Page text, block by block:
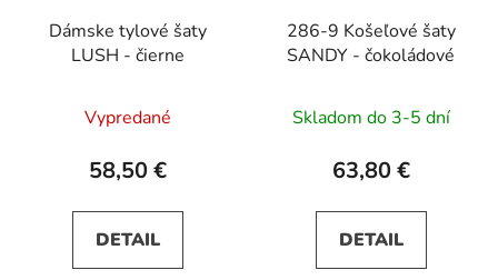
Dámske tylové šaty
LUSH - čierne
Vypredané
58,50 €
DETAIL
286-9 Košeľové šaty
SANDY - čokoládové
Skladom do 3-5 dní
63,80 €
DETAIL